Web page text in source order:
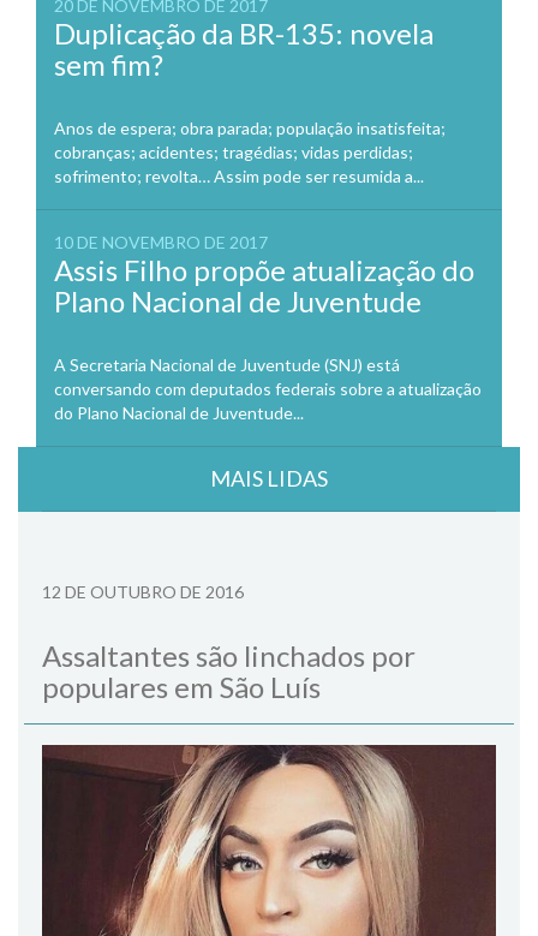
20 DE NOVEMBRO DE 2017
Duplicação da BR-135: novela
sem fim?
Anos de espera; obra parada; população insatisfeita;
cobranças; acidentes; tragédias; vidas perdidas;
sofrimento; revolta… Assim pode ser resumida a...
10 DE NOVEMBRO DE 2017
Assis Filho propõe atualização do
Plano Nacional de Juventude
A Secretaria Nacional de Juventude (SNJ) está
conversando com deputados federais sobre a atualização
do Plano Nacional de Juventude...
MAIS LIDAS
12 DE OUTUBRO DE 2016
Assaltantes são linchados por
populares em São Luís